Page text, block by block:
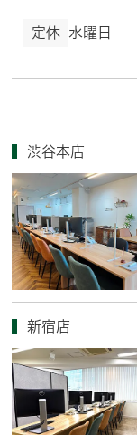
定休 水曜日
渋谷本店
新宿店